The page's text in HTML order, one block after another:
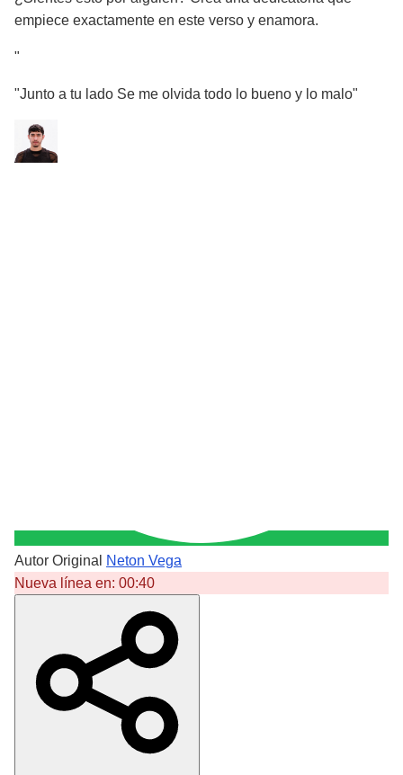
empiece exactamente en este verso y enamora.
"
"Junto a tu lado Se me olvida todo lo bueno y lo malo"
Autor Original
Neton Vega
Nueva línea en: 00:40